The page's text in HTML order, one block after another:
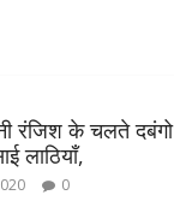
रंजिश के चलते दबंगो
लाठियाँ,
0